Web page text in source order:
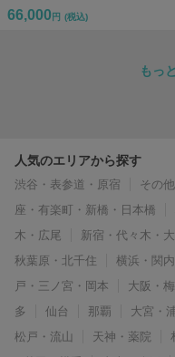
66,000 円 (税込)
もっ
人気のエリアから探す
渋谷・表参道・原宿 その
座・有楽町・新橋・日本橋
木・広尾
新宿・代々木・
秋葉原・北千住
横浜・関内
戸・三ノ宮・岡本
大阪・
多
仙台 那覇 大宮・
松戸・流山
天神・薬院